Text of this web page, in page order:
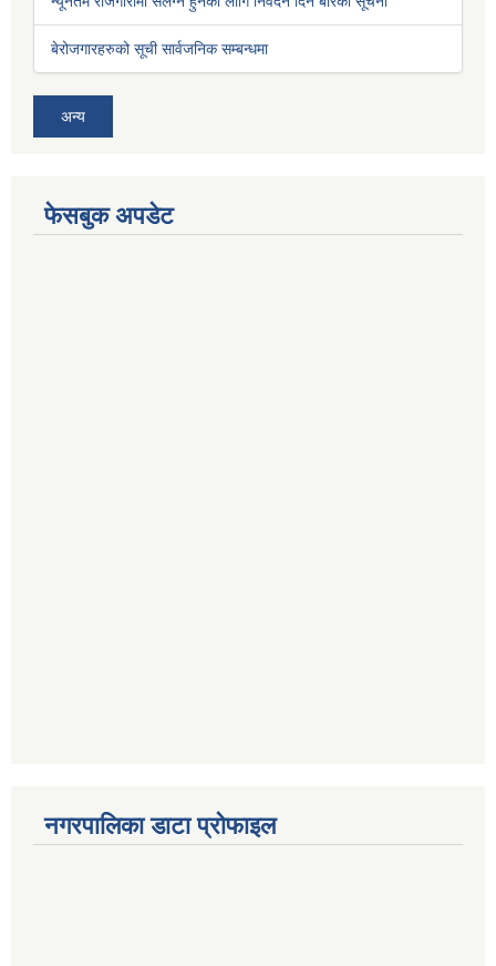
बेरोजगारहरुको सूची सार्वजनिक सम्बन्धमा
अन्य
फेसबुक अपडेट
नगरपालिका डाटा प्रोफाइल